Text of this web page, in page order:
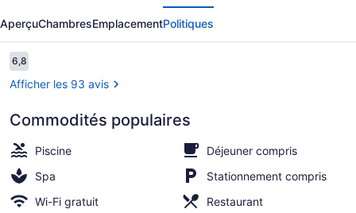
Riverview
Resort
&
Conference
2 piscines extérieures
AperçuChambresEmplacementPolitiques
Avis
6,86,8 sur 10 –
Afficher les 93 avis
Commodités populaires
Piscine
Déjeuner compris
Spa
Stationnement compris
Wi-Fi gratuit
Restaurant